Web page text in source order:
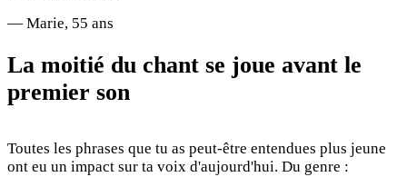
— Marie, 55 ans
La moitié du chant se joue avant le
premier son
Toutes les phrases que tu as peut-être entendues plus jeune
ont eu un impact sur ta voix d'aujourd'hui. Du genre :